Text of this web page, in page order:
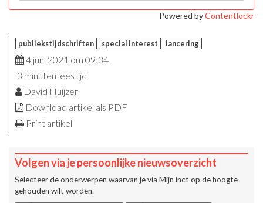
Powered byContentlockr
publiekstijdschriften special interest lancering
4 juni 2021 om 09:34
3 minuten leestijd
David Huijzer
Download artikel als PDF
Print artikel
Volgen via je persoonlijke nieuwsoverzicht
Selecteer de onderwerpen waarvan je via Mijn inct op de hoogte
gehouden wilt worden.